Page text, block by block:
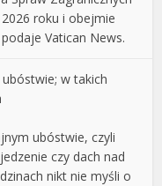
roku i obejmie
Vatican News.
w takich
ubóstwie, czyli
czy dach nad
nikt nie myśli o